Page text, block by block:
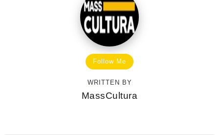
Follow Me
WRITTEN BY
MassCultura